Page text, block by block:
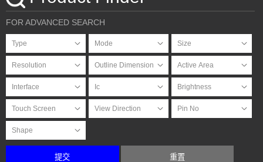
FOR ADVANCED SEARCH
提交 重置